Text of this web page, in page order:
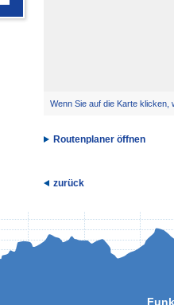
Wenn Sie auf die Karte klicken,
Routenplaner öffnen
zurück